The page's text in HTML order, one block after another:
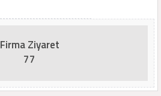
Firma Ziyaret
77